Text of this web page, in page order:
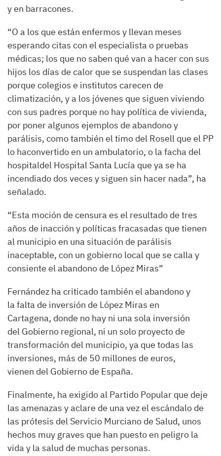
y en barracones.
“O a los que están enfermos y llevan meses
esperando citas con el especialista o pruebas
médicas; los que no saben qué van a hacer con sus
hijos los días de calor que se suspendan las clases
porque colegios e institutos carecen de
climatización, y a los jóvenes que siguen viviendo
con sus padres porque no hay política de vivienda,
por poner algunos ejemplos de abandono y
parálisis, como también el timo del Rosell que el PP
lo haconvertido en un ambulatorio, o la facha del
hospitaldel Hospital Santa Lucía que ya se ha
incendiado dos veces y siguen sin hacer nada”, ha
señalado.
“Esta moción de censura es el resultado de tres
años de inacción y políticas fracasadas que tienen
al municipio en una situación de parálisis
inaceptable, con un gobierno local que se calla y
consiente el abandono de López Miras”
Fernández ha criticado también el abandono y
la falta de inversión de López Miras en
Cartagena, donde no hay ni una sola inversión
del Gobierno regional, ni un solo proyecto de
transformación del municipio, ya que todas las
inversiones, más de 50 millones de euros,
vienen del Gobierno de España.
Finalmente, ha exigido al Partido Popular que deje
las amenazas y aclare de una vez el escándalo de
las prótesis del Servicio Murciano de Salud, unos
hechos muy graves que han puesto en peligro la
vida y la salud de muchas personas.